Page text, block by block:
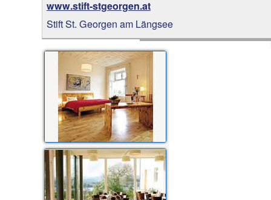
www.stift-stgeorgen.at
Stift St. Georgen am Längsee